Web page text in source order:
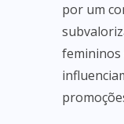
por um
femininos